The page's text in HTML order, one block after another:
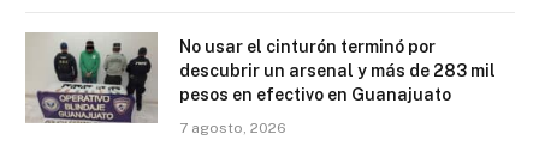
No usar el cinturón terminó por
descubrir un arsenal y más de 283 mil
pesos en efectivo en Guanajuato
7 agosto, 2026